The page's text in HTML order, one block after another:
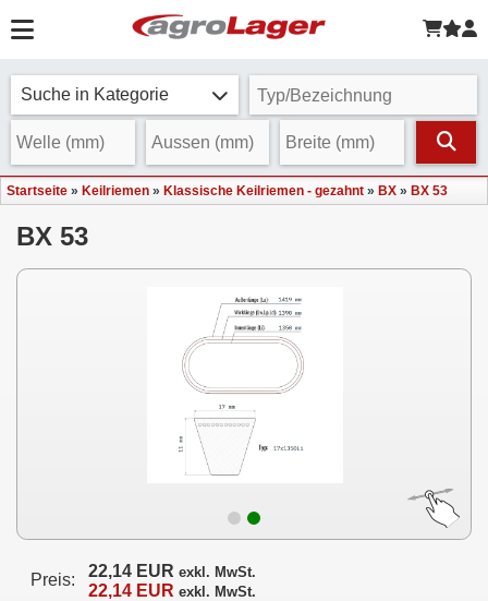
Suche in Kategorie
Startseite » Keilriemen » Klassische Keilriemen - gezahnt » BX » BX 53
BX 53
Preis: 22,14 EUR exkl. MwSt.
22,14 EUR exkl. MwSt.